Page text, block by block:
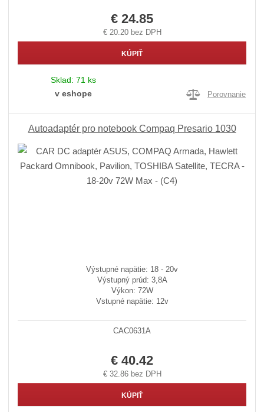
€ 24.85
€ 20.20 bez DPH
KÚPIŤ
Sklad: 71 ks
v eshope
Porovnanie
Autoadaptér pro notebook Compaq Presario 1030
Výstupné napätie: 18 - 20v
Výstupný prúd: 3,8A
Výkon: 72W
Vstupné napätie: 12v
CAC0631A
€ 40.42
€ 32.86 bez DPH
KÚPIŤ